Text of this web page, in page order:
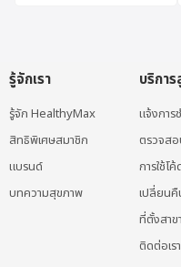
รู้จักเรา
รู้จัก HealthyMax
สิทธิพิเศษสมาชิก
แบรนด์
บทความสุขภาพ
บริกา
แจ้งการช
ตรวจส
การใช้โ
เปลี่ยน
ที่ตั้งสาขา
ติดต่อเรา